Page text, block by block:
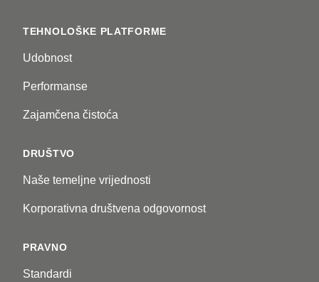
TEHNOLOŠKE PLATFORME
Udobnost
Performanse
Zajamčena čistoća
DRUŠTVO
Naše temeljne vrijednosti
Korporativna društvena odgovornost
PRAVNO
Standardi